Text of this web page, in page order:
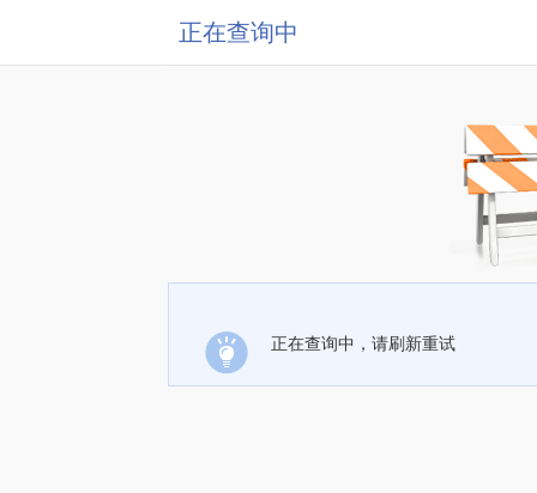
正在查询中
正在查询中，请刷新重试